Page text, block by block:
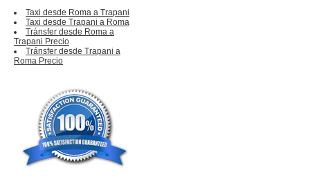
Taxi desde Roma a Trapani
Taxi desde Trapani a Roma
Tránsfer desde Roma a
Trapani Precio
Tránsfer desde Trapani a
Roma Precio